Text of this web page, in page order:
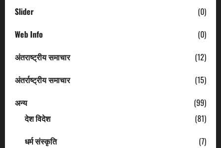
Slider
(0)
Web Info
(0)
अंतराष्ट्रीय समाचार
(12)
अंतर्राष्ट्रीय समाचार
(15)
अन्य
(99)
देश विदेश
(81)
धर्म संस्कृति
(7)